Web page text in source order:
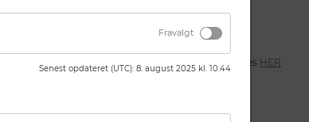
betaling. Øvrige muligheder for parkering kan findes HER
Fravalgt
Senest opdateret (UTC): 8. august 2025 kl. 10.44